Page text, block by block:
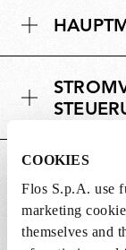
COOKIES
Flos S.p.A. use
marketing
themselves and